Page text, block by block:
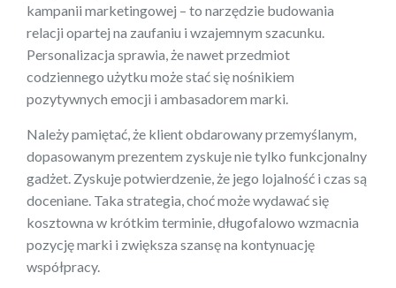
kampanii marketingowej – to narzędzie budowania
relacji opartej na zaufaniu i wzajemnym szacunku.
Personalizacja sprawia, że nawet przedmiot
codziennego użytku może stać się nośnikiem
pozytywnych emocji i ambasadorem marki.
Należy pamiętać, że klient obdarowany przemyślanym,
dopasowanym prezentem zyskuje nie tylko funkcjonalny
gadżet. Zyskuje potwierdzenie, że jego lojalność i czas są
doceniane. Taka strategia, choć może wydawać się
kosztowna w krótkim terminie, długofalowo wzmacnia
pozycję marki i zwiększa szansę na kontynuację
współpracy.